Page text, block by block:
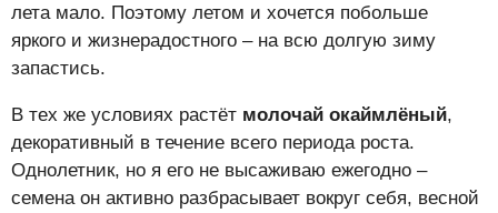
лета мало. Поэтому летом и хочется побольше
яркого и жизнерадостного – на всю долгую зиму
запастись.
В тех же условиях растёт молочай окаймлёный,
декоративный в течение всего периода роста.
Однолетник, но я его не высаживаю ежегодно –
семена он активно разбрасывает вокруг себя, весной